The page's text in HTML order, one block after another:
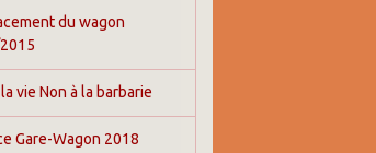
du wagon
vie Non à la barbarie
Gare-Wagon 2018